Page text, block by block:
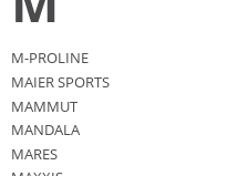
M-PROLINE
MAIER SPORTS
MAMMUT
MANDALA
MARES